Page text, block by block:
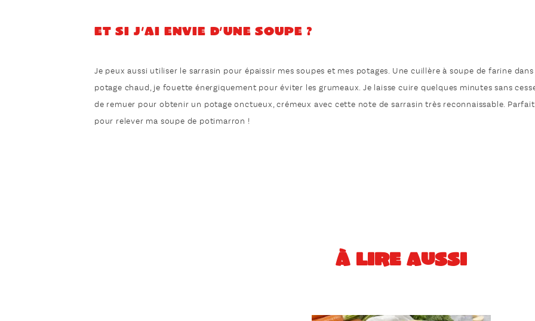
Et si j’ai envie d’une soupe ?
Je peux aussi utiliser le sarrasin pour épaissir mes soupes et mes potages. Une cuillère à soupe de farine dans
potage chaud, je fouette énergiquement pour éviter les grumeaux. Je laisse cuire quelques minutes sans
de remuer pour obtenir un potage onctueux, crémeux avec cette note de sarrasin très reconnaissable. Parfait
pour relever ma soupe de potimarron !
À LIRE AUSSI